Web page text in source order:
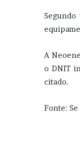
A
o DNIT
citado.
Fonte: